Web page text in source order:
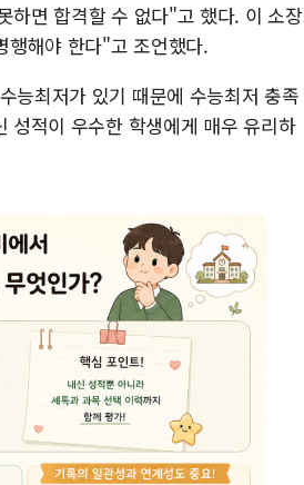
하면 합격할 수 없다"고 했다. 이 소장
행해야 한다"고 조언했다.
능최저가 있기 때문에 수능최저 충족
성적이 우수한 학생에게 매우 유리하